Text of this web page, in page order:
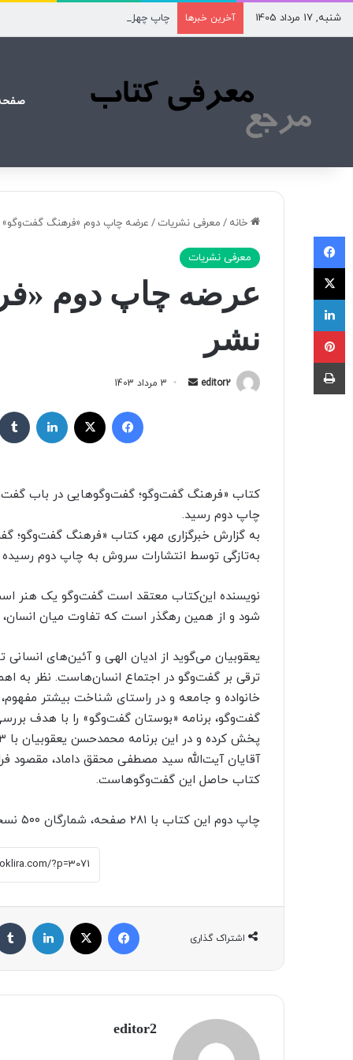
شنبه, 17 مرداد 1405 آخرین خبرها چاپ چهل‌ونهم «تن‌تن و سندباد» از مرز ۲۰۰ هزار نسخه گذشت
خانه / معرفی نشریات / عرضه چاپ دوم «فرهنگ گفت‌وگو»
معرفی نشریات
عرضه چاپ دوم
نشر
editor2
ه
ا
ی
م
ل
3 مرداد 1403
کتاب «فرهنگ گفت‌وگو؛ گفت‌وگوهایی در باب
چاپ دوم رسید.
به گزارش خبرگزاری مهر، کتاب «فرهنگ
به‌تازگی توسط انتشارات سروش به چاپ دوم
نویسنده این‌کتاب معتقد است گفت‌وگو یک هنر
شود و از همین رهگذر است که تفاوت میان انسان،
یعقوبیان می‌گوید از ادیان الهی و آئین‌های
ترقی بر گفت‌وگو در اجتماع انسان‌هاست. نظر به
خانواده و جامعه و در راستای شناخت بیشتر
گفت‌وگو، برنامه «بوستان گفت‌وگو» را با هدف
آقایان آیت‌الله سید مصطفی محقق داماد، مقصود
کتاب حاصل این گفت‌وگوهاست.
چاپ دوم این کتاب با ۲۸۱ صفحه، شمارگان ۵۰۰ نسخه و قیمت ۲۵۰ هزار تومان عرضه شده است.
اشتراک گذاری
editor2